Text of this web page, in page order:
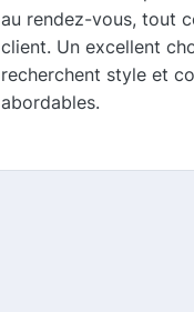
au rendez-vous, tout
client. Un excellent
recherchent style et
abordables.